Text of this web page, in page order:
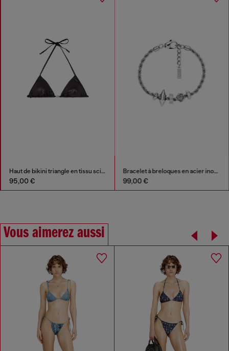
Haut de bikini triangle en tissu scintillant
95,00 €
Bracelet à breloques en acier inoxydable
99,00 €
Vous aimerez aussi